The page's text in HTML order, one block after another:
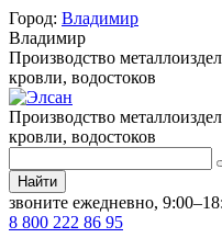
Город: Владимир
Владимир
Производство
кровли, водостоков
Производство
кровли, водостоков
Найти
звоните ежедневно,
8 800 222 86 95